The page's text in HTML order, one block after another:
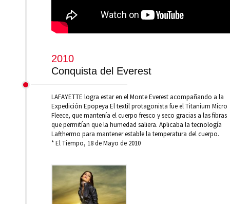
2010
Conquista del Everest
LAFAYETTE logra estar en el Monte Everest acompañando a la
Expedición Epopeya El textil protagonista fue el Titanium Micro
Fleece, que mantenía el cuerpo fresco y seco gracias a las fibras
que permitían que la humedad saliera. Aplicaba la tecnología
Lafthermo para mantener estable la temperatura del cuerpo.
* El Tiempo, 18 de Mayo de 2010